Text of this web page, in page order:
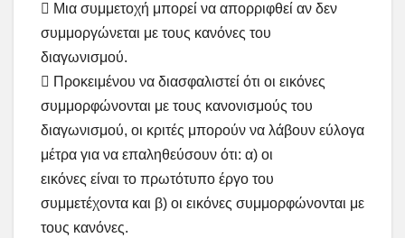
 Μια συμμετοχή μπορεί να απορριφθεί αν δεν
συμμοργώνεται με τους κανόνες του
διαγωνισμού.
 Προκειμένου να διασφαλιστεί ότι οι εικόνες
συμμορφώνονται με τους κανονισμούς του
διαγωνισμού, οι κριτές μπορούν να λάβουν εύλογα
μέτρα για να επαληθεύσουν ότι: α) οι
εικόνες είναι το πρωτότυπο έργο του
συμμετέχοντα και β) οι εικόνες συμμορφώνονται με
τους κανόνες.